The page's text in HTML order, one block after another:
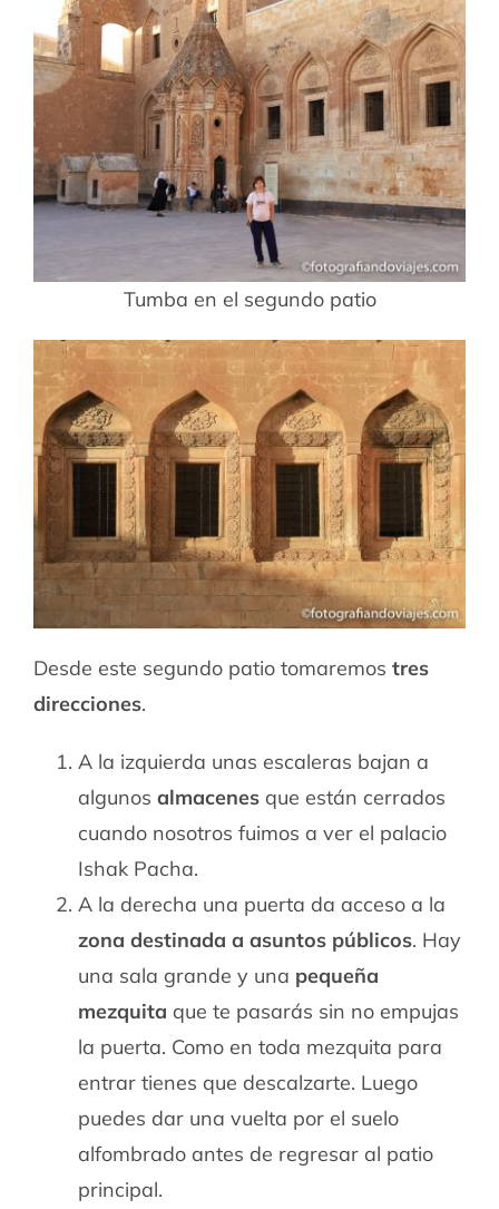
Tumba en el segundo patio
Desde este segundo patio tomaremos tres
direcciones.
A la izquierda unas escaleras bajan a
algunos almacenesque están cerrados
cuando nosotros fuimos a ver el palacio
Ishak Pacha.
A la derecha una puerta da acceso a la
zona destinada a asuntos públicos. Hay
una sala grande y una pequeña
mezquita que te pasarás sin no empujas
la puerta. Como en toda mezquita para
entrar tienes que descalzarte. Luego
puedes dar una vuelta por el suelo
alfombrado antes de regresar al patio
principal.